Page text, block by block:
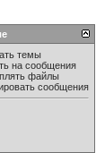
темы
на сообщения
файлы
сообщения